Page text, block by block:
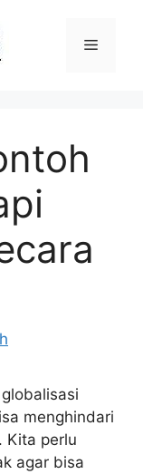
Menu
menghindari
Kita perlu
agar bisa